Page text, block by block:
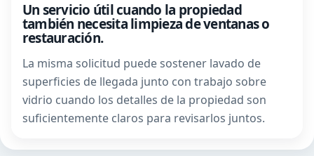
Un servicio útil cuando la propiedad
también necesita limpieza de ventanas o
restauración.
La misma solicitud puede sostener lavado de
superficies de llegada junto con trabajo sobre
vidrio cuando los detalles de la propiedad son
suficientemente claros para revisarlos juntos.